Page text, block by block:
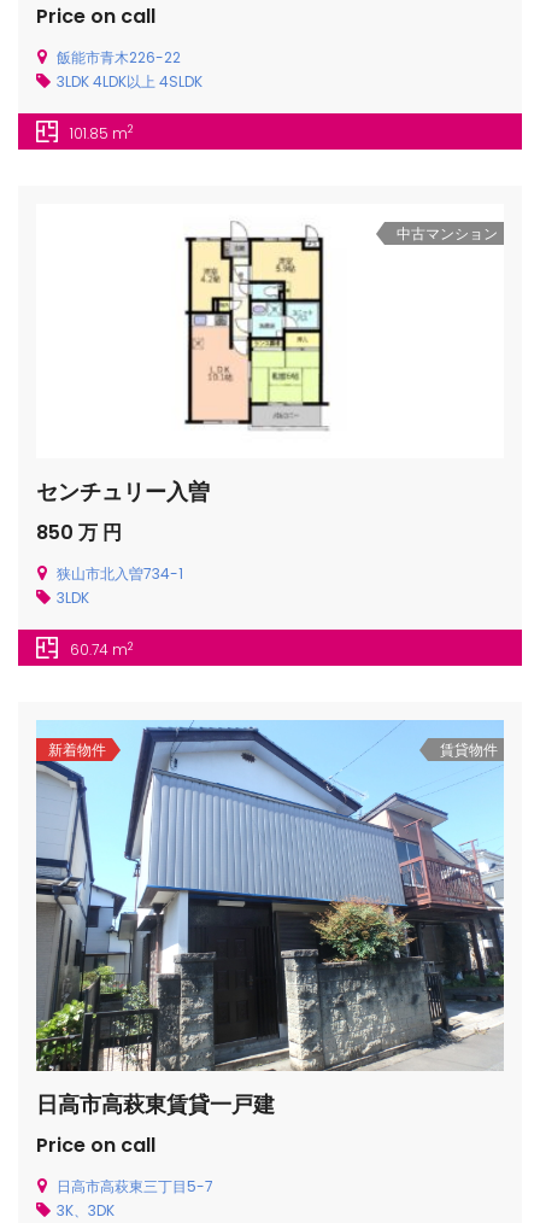
Price on call
飯能市青木226-22
3LDK4LDK以上 4SLDK
101.85 m2
中古マンション
センチュリー入曽
850 万 円
狭山市北入曽734-1
3LDK
60.74 m2
新着物件 賃貸物件
日高市高萩東賃貸一戸建
Price on call
日高市高萩東三丁目5-7
3K、3DK